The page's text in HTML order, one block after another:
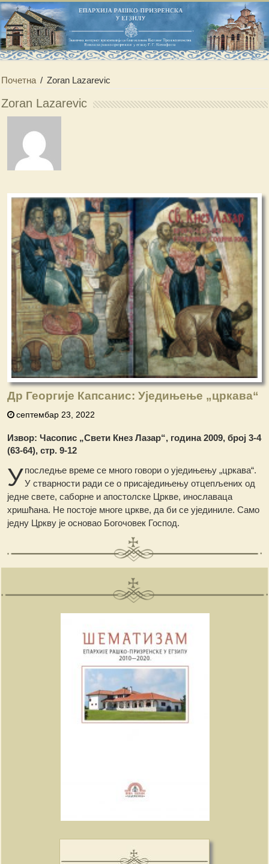
Почетна / Zoran Lazarevic
Zoran Lazarevic
Др Георгије Капсанис: Уједињење „цркава“
септембар 23, 2022
Извор: Часопис „Свети Кнез Лазар“, година 2009, број 3-4
(63-64), стр. 9-12
Упоследње време се много говори о уједињењу „цркава“.
У стварности ради се о присаједињењу отцепљених од
једне свете, саборне и апостолске Цркве, инославаца
хришћана. Не постоје многе цркве, да би се ујединиле. Само
једну Цркву је основао Богочовек Господ.